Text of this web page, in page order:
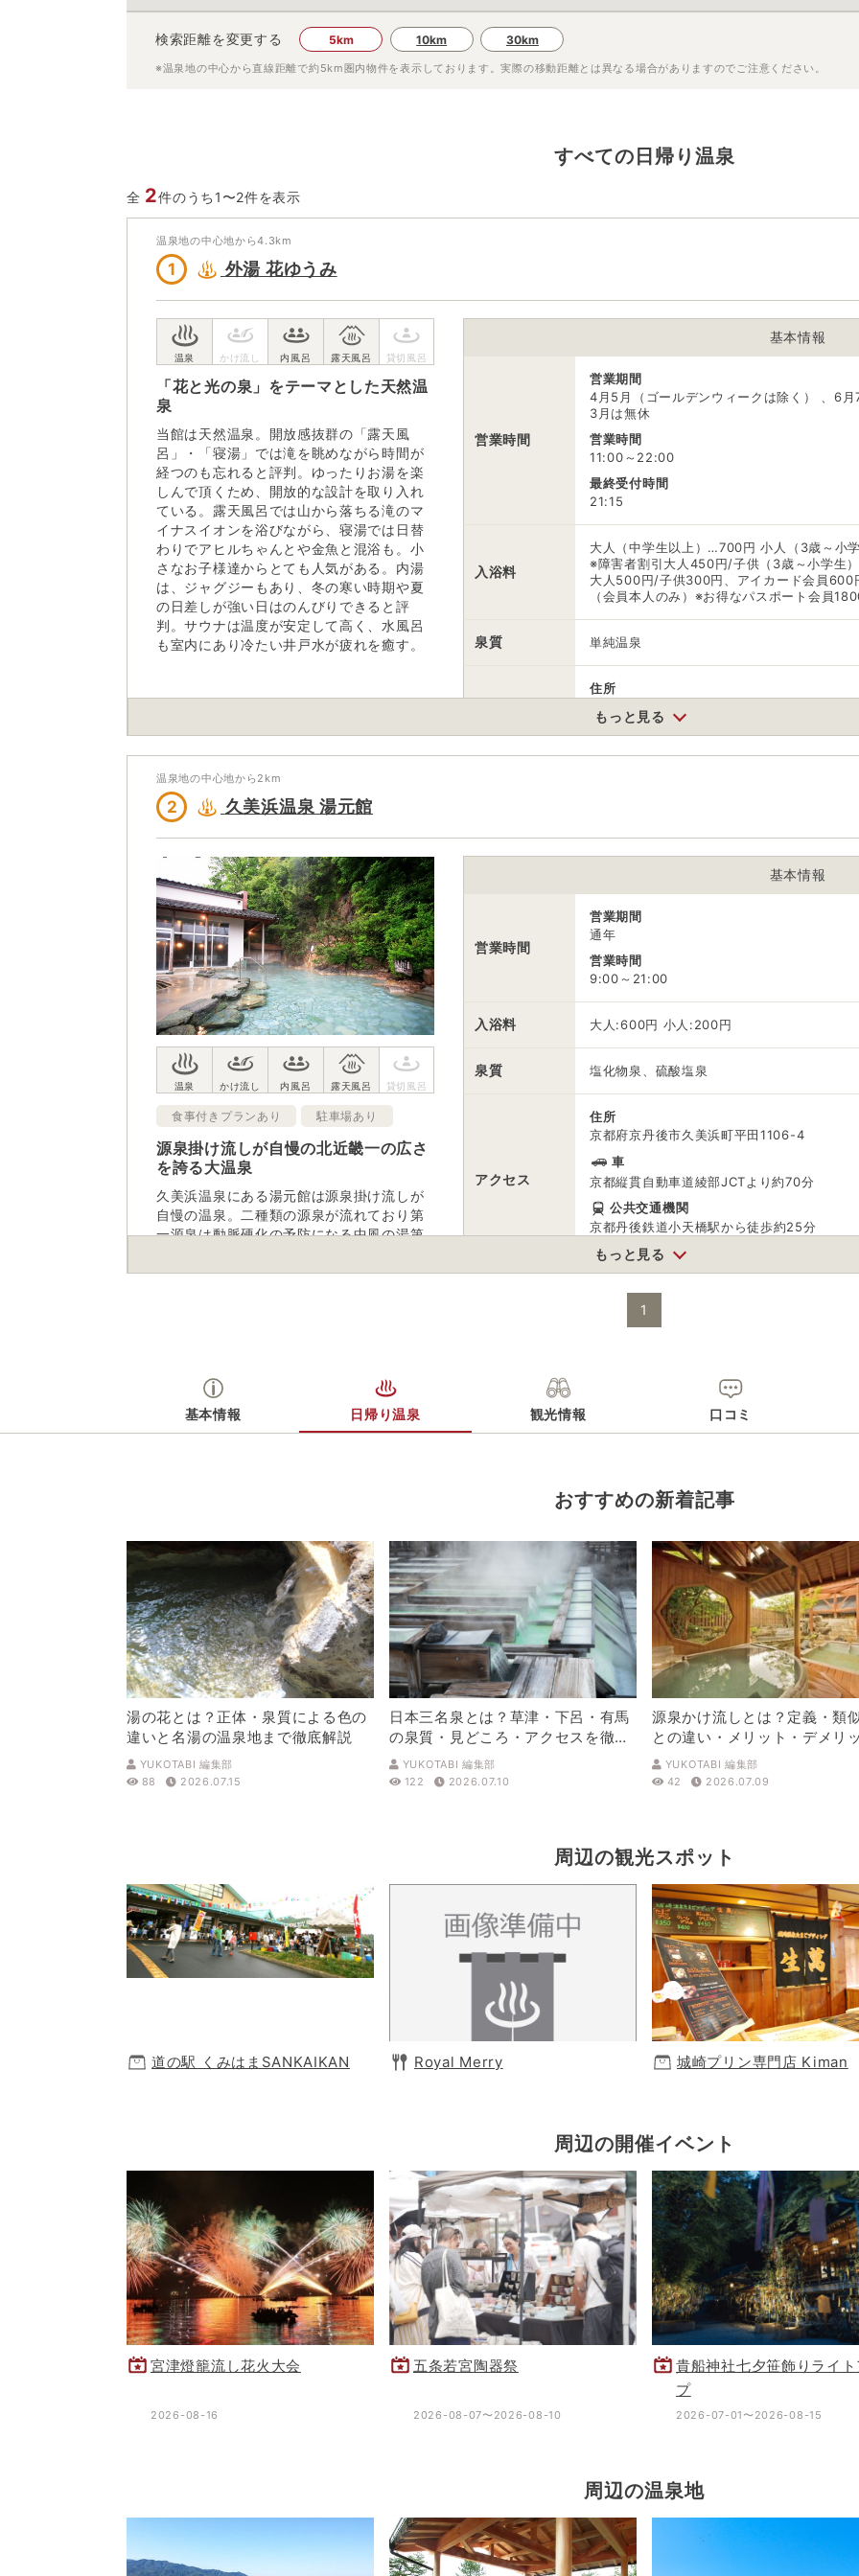
検索距離を変更する 5km 10km 30km
※温泉地の中心から直線距離で約5km 圏内物件を表示しております。実際の移動距離とは異なる場合がありますのでご注意ください。
すべての日帰り温泉
全 2件のうち1〜2件を表示
温泉地の中心地から4.3km
1 外湯 花ゆうみ
「花と光の泉」をテーマとした天然温
泉
当館は天然温泉。開放感抜群の「露天風
呂」・「寝湯」では滝を眺めながら時間が
経つのも忘れると評判。ゆったりお湯を楽
しんで頂くため、開放的な設計を取り入れ
ている。露天風呂では山から落ちる滝のマ
イナスイオンを浴びながら、寝湯では日替
わりでアヒルちゃんとや金魚と混浴も。小
さなお子様達からとても人気がある。内湯
は、ジャグジーもあり、冬の寒い時期や夏
の日差しが強い日はのんびりできると評
判。サウナは温度が安定して高く、水風呂
も室内にあり冷たい井戸水が疲れを癒す。
基本情報
営業時間
営業期間
4月5月（ゴールデンウィークは除く） 、6
3月は無休
営業時間
11:00～22:00
最終受付時間
21:15
入浴料
大人（中学生以上）…700円 小人（3歳～小
※障害者割引大人450円/子供（3歳～小学生
大人500円/子供300円、アイカード会員600
（会員本人のみ）※お得なパスポート会員
泉質 単純温泉
住所
車
山陰近畿自動車道 大宮ICより車で約30分
駐車場
※ 掲載情報は変更になる場合があります。最新の内容はご利用前にご自
※ 料金情報は税込・税抜表記が混ざっております。正しい金額はご利用
もっと見る
温泉地の中心地から2 km
2 久美浜温泉 湯元館
食事付きプランあり 駐車場あり
源泉掛け流しが自慢の北近畿一の広さ
を誇る大温泉
久美浜温泉にある湯元館は源泉掛け流しが
自慢の温泉。二種類の源泉が流れており第
一源泉は動脈硬化の予防になる中風の湯第
入浴プランも充実しており、四季折々の景
基本情報
営業時間
営業期間
通年
営業時間
9:00～21:00
入浴料 大人:600円 小人:200円
泉質 塩化物泉、硫酸塩泉
アクセス
住所
京都府京丹後市久美浜町平田1106-4
車
京都縦貫自動車道綾部JCTより約70分
公共交通機関
京都丹後鉄道小天橋駅から徒歩約25分
※大型バス駐車可
※ 掲載情報は変更になる場合があります。最新の内容はご利用前にご自
※ 料金情報は税込・税抜表記が混ざっております。正しい金額はご利
もっと見る
1
基本情報 日帰り温泉 観光情報 口コミ
おすすめの新着記事
湯の花とは？正体・泉質による色の
違いと名湯の温泉地まで徹底解説
YUKOTABI 編集部
88
2026.07.15
日本三名泉とは？草津・下呂・有馬
の泉質・見どころ・アクセスを徹底
解説
YUKOTABI 編集部
122
2026.07.10
源泉かけ流しとは？定義・類
との違い・メリット・デメリ
解説
YUKOTABI 編集部
42
2026.07.09
周辺の観光スポット
道の駅 くみはまSANKAIKAN Royal Merry 城崎プリン専門店 Kiman
周辺の開催イベント
宮津燈籠流し花火大会
2026-08-16
五条若宮陶器祭
2026-08-07〜2026-08-10
貴船神社七夕笹飾りライト
プ
2026-07-01〜2026-08-15
周辺の温泉地